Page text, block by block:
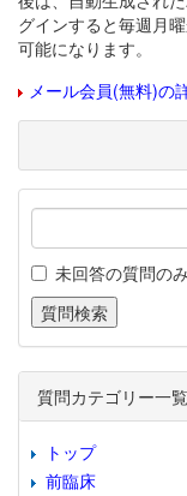
グインすると毎週月
可能になります。
メール会員(無料)の
未回答の質問の
質問カテゴリー一覧
トップ
前臨床